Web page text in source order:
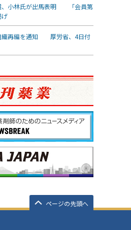
、小林氏が出馬表明 「会員第
げ
織再編を通知 厚労省、4日付
ページの先頭へ